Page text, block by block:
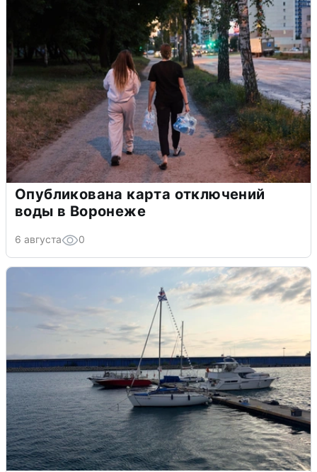
Опубликована карта отключений
воды в Воронеже
6 августа 0